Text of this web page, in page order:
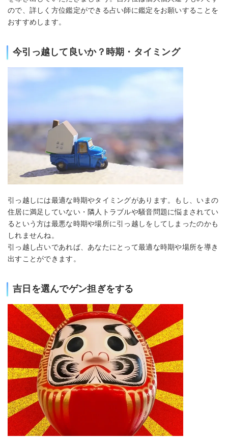
ので、詳しく方位鑑定ができる占い師に鑑定をお願いすることを
おすすめします。
今引っ越して良いか？時期・タイミング
引っ越しには最適な時期やタイミングがあります。もし、いまの
住居に満足していない・隣人トラブルや騒音問題に悩まされてい
るという方は最悪な時期や場所に引っ越しをしてしまったのかも
しれませんね。
引っ越し占いであれば、あなたにとって最適な時期や場所を導き
出すことができます。
吉日を選んでゲン担ぎをする